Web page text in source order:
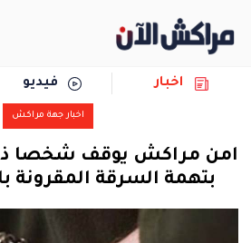
سياسة
اخبار فيديو
اخبار جهة مراكش
امن مراكش يوقف شخصا
بتهمة السرقة المقرونة